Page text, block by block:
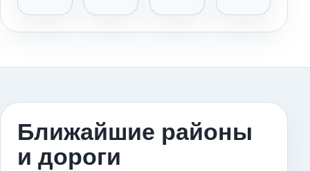
Ближайшие районы
и дороги